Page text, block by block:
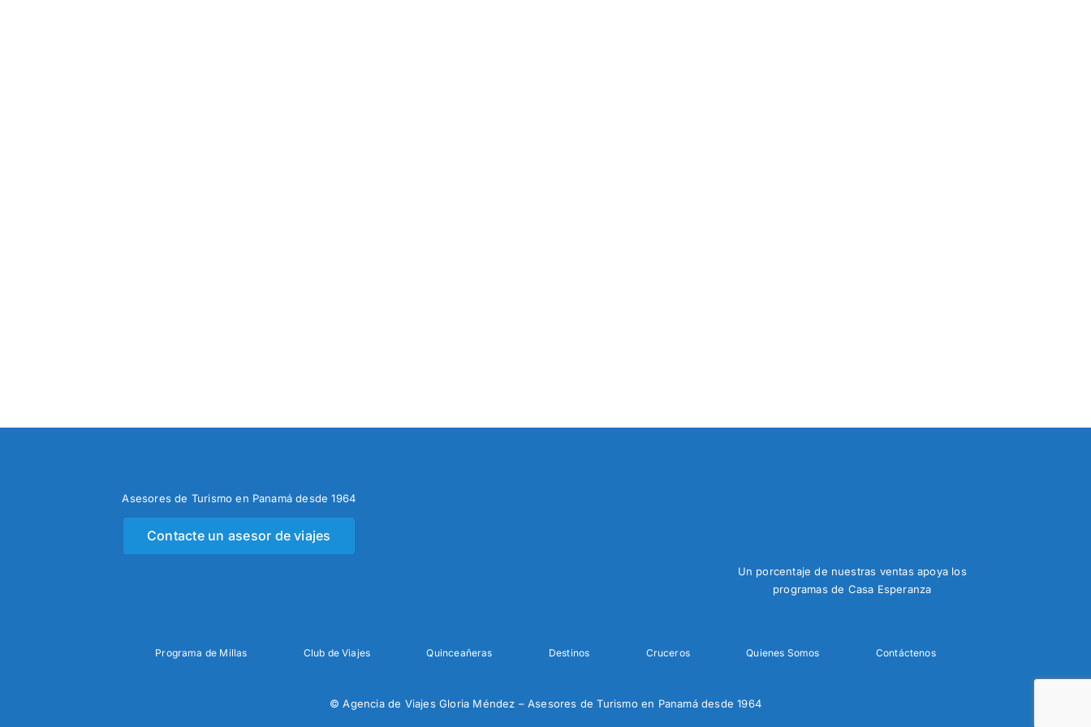
Asesores de Turismo en Panamá desde 1964
Contacte un asesor de viajes
Un porcentaje de nuestras ventas apoya los
programas de Casa Esperanza
Programa de Millas Club de Viajes Quinceañeras Destinos Cruceros Quienes Somos Contáctenos
© Agencia de Viajes Gloria Méndez – Asesores de Turismo en Panamá desde 1964